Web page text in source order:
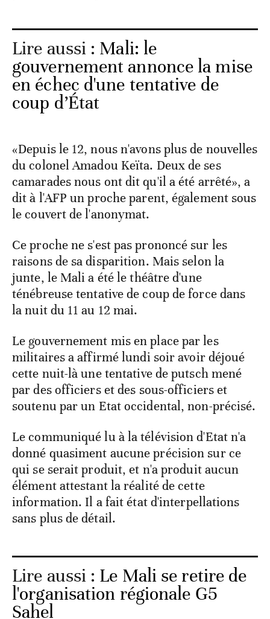
Lire aussi : Mali: le
gouvernement annonce la mise
en échec d'une tentative de
coup d’État
«Depuis le 12, nous n'avons plus de nouvelles
du colonel Amadou Keïta. Deux de ses
camarades nous ont dit qu'il a été arrêté», a
dit à l'AFP un proche parent, également sous
le couvert de l'anonymat.
Ce proche ne s'est pas prononcé sur les
raisons de sa disparition. Mais selon la
junte, le Mali a été le théâtre d'une
ténébreuse tentative de coup de force dans
la nuit du 11 au 12 mai.
Le gouvernement mis en place par les
militaires a affirmé lundi soir avoir déjoué
cette nuit-là une tentative de putsch mené
par des officiers et des sous-officiers et
soutenu par un Etat occidental, non-précisé.
Le communiqué lu à la télévision d'Etat n'a
donné quasiment aucune précision sur ce
qui se serait produit, et n'a produit aucun
élément attestant la réalité de cette
information. Il a fait état d'interpellations
sans plus de détail.
Lire aussi : Le Mali se retire de
l'organisation régionale G5
Sahel